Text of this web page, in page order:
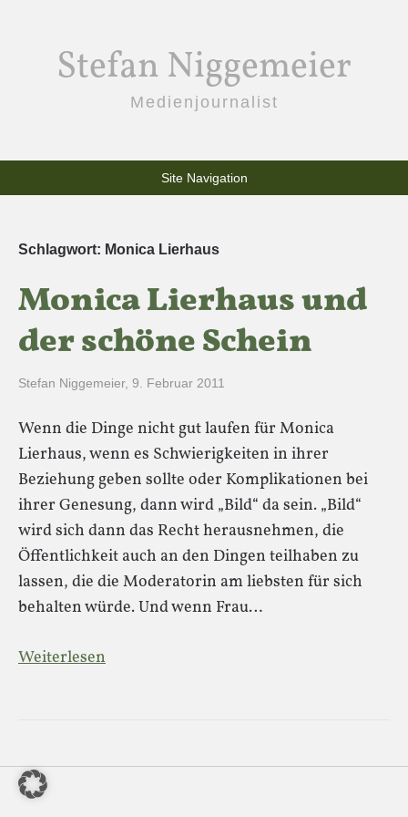
Stefan Niggemeier
Medienjournalist
Site Navigation
Schlagwort: Monica Lierhaus
Monica Lierhaus und
der schöne Schein
Stefan Niggemeier, 9. Februar 2011
Wenn die Dinge nicht gut laufen für Monica
Lierhaus, wenn es Schwierigkeiten in ihrer
Beziehung geben sollte oder Komplikationen bei
ihrer Genesung, dann wird „Bild“ da sein. „Bild“
wird sich dann das Recht herausnehmen, die
Öffentlichkeit auch an den Dingen teilhaben zu
lassen, die die Moderatorin am liebsten für sich
behalten würde. Und wenn Frau…
Weiterlesen